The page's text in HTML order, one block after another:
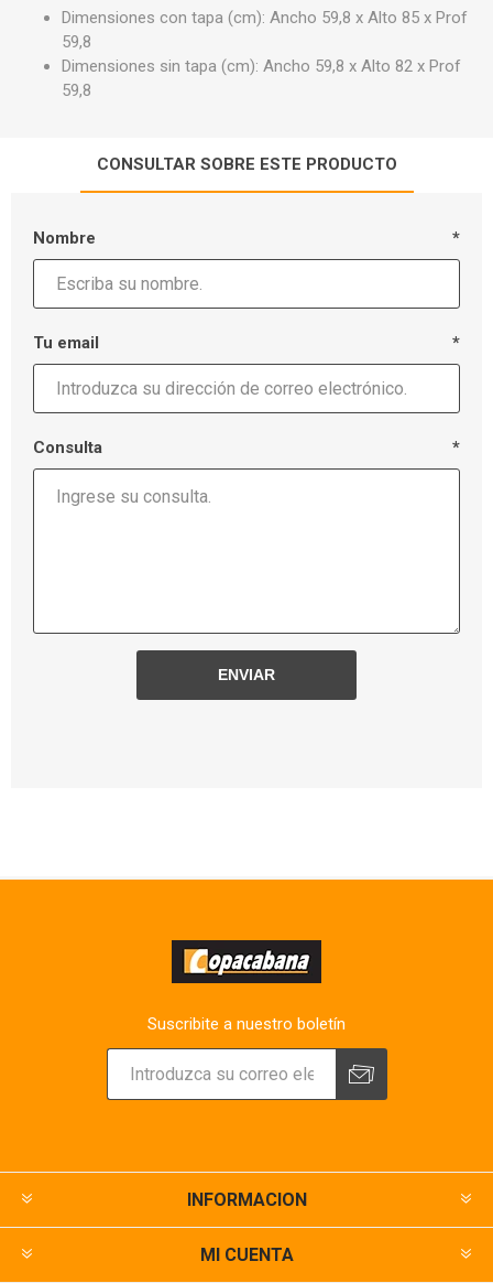
Dimensiones con tapa (cm): Ancho 59,8 x Alto 85 x Prof
59,8
Dimensiones sin tapa (cm): Ancho 59,8 x Alto 82 x Prof
59,8
CONSULTAR SOBRE ESTE PRODUCTO
Nombre *
Tu email *
Consulta *
Suscribite a nuestro boletín
INFORMACION
MI CUENTA